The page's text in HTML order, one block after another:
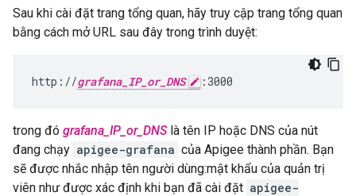
Sau khi cài đặt trang tổng quan, hãy truy cập trang tổng quan
bằng cách mở URL sau đây trong trình duyệt:
http://grafana_IP_or_DNS :3000
trong đó grafana_IP_or_DNSlà tên IP hoặc DNS của nút
đang chạy apigee-grafana của Apigee thành phần. Bạn
sẽ được nhắc nhập tên người dùng:mật khẩu của quản trị
viên như được xác định khi bạn đã cài đặt apigee-